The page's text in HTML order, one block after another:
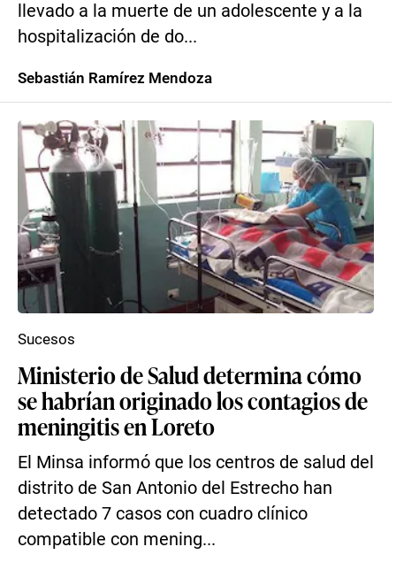
llevado a la muerte de un adolescente y a la
hospitalización de do...
Sebastián Ramírez Mendoza
Ministerio de Salud determina cómo
se habrían originado los contagios de
meningitis en Loreto
El Minsa informó que los centros de salud del
distrito de San Antonio del Estrecho han
detectado 7 casos con cuadro clínico
compatible con mening...
Sucesos